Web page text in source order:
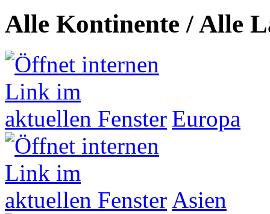
Alle Kontinente / Alle
Europa
Asien